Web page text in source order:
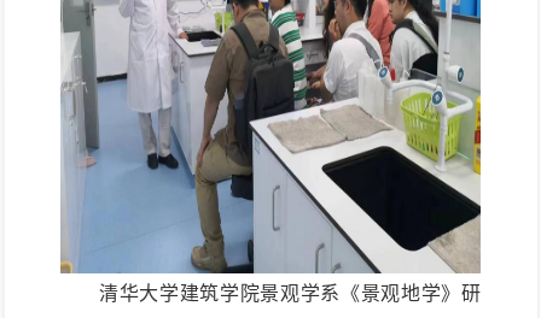
清华大学建筑学院景观学系《景观地学》研